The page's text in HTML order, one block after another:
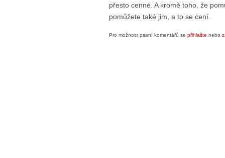
přesto cenné. A kromě toho, že
pomůžete také jim, a to se cení.
Pro možnost psaní komentářů se přihlašte nebo